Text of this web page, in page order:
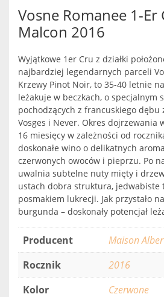
Vosne Romanee 1-Er
Malcon 2016
Wyjątkowe 1er Cru z działki
najbardziej legendarnych parceli
Krzewy Pinot Noir, to 35-40 letnie
leżakuje w beczkach, o specjalnym
pochodzących z francuskiego dębu
Vosges i Never. Okres dojrzewania
16 miesięcy w zależności od
doskonałe wino o delikatnych
czerwonych owoców i pieprzu. Po
uwalnia subtelne nuty mięty i
ustach dobra struktura, jedwabiste
posmakiem lukrecji. Jak przystało
burgunda – doskonały potencjał
Producent
Maison
Rocznik
2016
Kolor
Czerwone